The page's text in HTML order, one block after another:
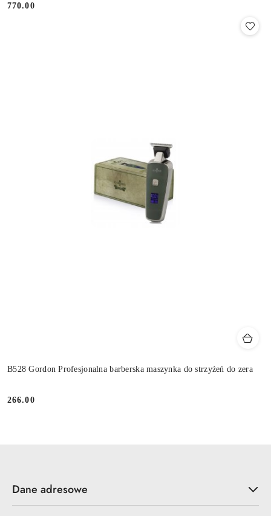
Cena:
770.00
B528 Gordon Profesjonalna barberska maszynka do strzyżeń do zera
Cena:
266.00
Dane adresowe